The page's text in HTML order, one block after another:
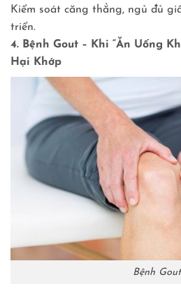
Kiểm soát căng thẳng, ngủ đủ
triển.
4. Bệnh Gout – Khi “Ăn Uống
Hại Khớp
Bệnh Gout